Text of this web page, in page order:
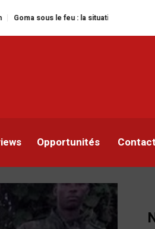
la situation humanitaire se dégrade
Opportunités Contact
Mai-